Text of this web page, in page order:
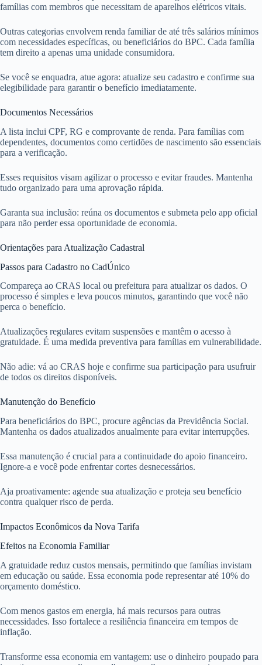
famílias com membros que necessitam de aparelhos elétricos vitais.
Outras categorias envolvem renda familiar de até três salários mínimos
com necessidades específicas, ou beneficiários do BPC. Cada família
tem direito a apenas uma unidade consumidora.
Se você se enquadra, atue agora: atualize seu cadastro e confirme sua
elegibilidade para garantir o benefício imediatamente.
Documentos Necessários
A lista inclui CPF, RG e comprovante de renda. Para famílias com
dependentes, documentos como certidões de nascimento são essenciais
para a verificação.
Esses requisitos visam agilizar o processo e evitar fraudes. Mantenha
tudo organizado para uma aprovação rápida.
Garanta sua inclusão: reúna os documentos e submeta pelo app oficial
para não perder essa oportunidade de economia.
Orientações para Atualização Cadastral
Passos para Cadastro no CadÚnico
Compareça ao CRAS local ou prefeitura para atualizar os dados. O
processo é simples e leva poucos minutos, garantindo que você não
perca o benefício.
Atualizações regulares evitam suspensões e mantêm o acesso à
gratuidade. É uma medida preventiva para famílias em vulnerabilidade.
Não adie: vá ao CRAS hoje e confirme sua participação para usufruir
de todos os direitos disponíveis.
Manutenção do Benefício
Para beneficiários do BPC, procure agências da Previdência Social.
Mantenha os dados atualizados anualmente para evitar interrupções.
Essa manutenção é crucial para a continuidade do apoio financeiro.
Ignore-a e você pode enfrentar cortes desnecessários.
Aja proativamente: agende sua atualização e proteja seu benefício
contra qualquer risco de perda.
Impactos Econômicos da Nova Tarifa
Efeitos na Economia Familiar
A gratuidade reduz custos mensais, permitindo que famílias invistam
em educação ou saúde. Essa economia pode representar até 10% do
orçamento doméstico.
Com menos gastos em energia, há mais recursos para outras
necessidades. Isso fortalece a resiliência financeira em tempos de
inflação.
Transforme essa economia em vantagem: use o dinheiro poupado para